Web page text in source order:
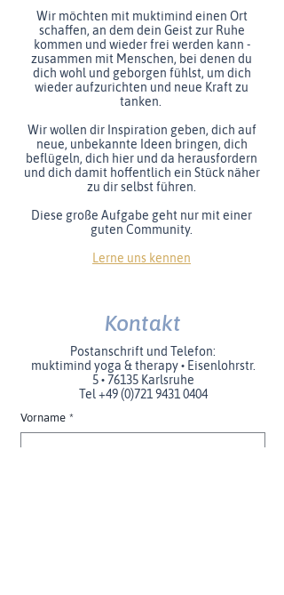
Wir möchten mit muktimind einen Ort
schaffen, an dem dein Geist zur Ruhe
kommen und wieder frei werden kann -
zusammen mit Menschen, bei denen du
dich wohl und geborgen fühlst, um dich
wieder aufzurichten und neue Kraft zu
tanken.
Wir wollen dir Inspiration geben, dich auf
neue, unbekannte Ideen bringen, dich
beflügeln, dich hier und da herausfordern
und dich damit hoffentlich ein Stück näher
zu dir selbst führen.
Diese große Aufgabe geht nur mit einer
guten Community.
Lerne uns kennen
Kontakt
Postanschrift und Telefon:
muktimind yoga & therapy • Eisenlohrstr.
5 • 76135 Karlsruhe
Tel +49 (0)‭721 9431 0404
Vorname *